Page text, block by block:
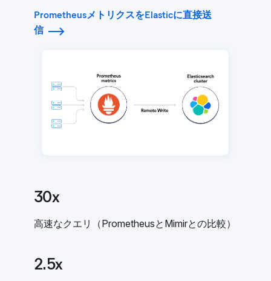
PrometheusメトリクスをElasticに直接送
信
30x
高速なクエリ（PrometheusとMimirとの比較）
2.5x